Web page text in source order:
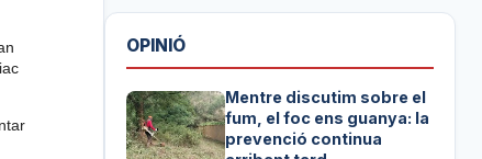
OPINIÓ
Mentre discutim sobre el
fum, el foc ens guanya: la
prevenció continua